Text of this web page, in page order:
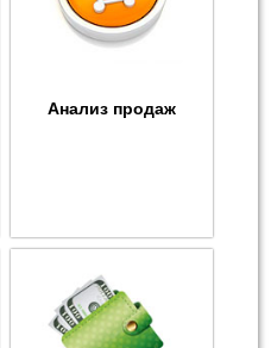
Анализ продаж